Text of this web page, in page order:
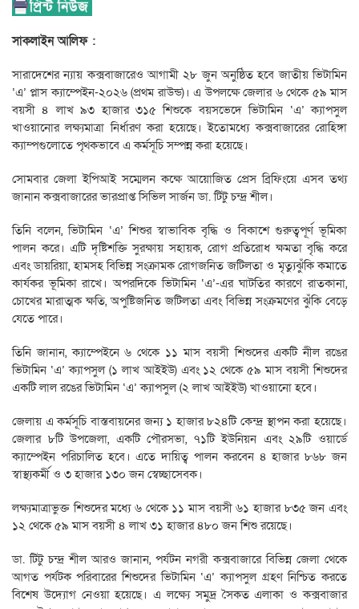
সাকলাইন আলিফ :
সারাদেশের ন্যায় কক্সবাজারেও আগামী ২৮ জুন অনুষ্ঠিত হবে জাতীয় ভিটামিন
‘এ’ প্লাস ক্যাম্পেইন-২০২৬ (প্রথম রাউন্ড)। এ উপলক্ষে জেলার ৬ থেকে ৫৯ মাস
বয়সী ৪ লাখ ৯৩ হাজার ৩১৫ শিশুকে বয়সভেদে ভিটামিন ‘এ’ ক্যাপসুল
খাওয়ানোর লক্ষ্যমাত্রা নির্ধারণ করা হয়েছে। ইতোমধ্যে কক্সবাজারের রোহিঙ্গা
ক্যাম্পগুলোতে পৃথকভাবে এ কর্মসূচি সম্পন্ন করা হয়েছে।
সোমবার জেলা ইপিআই সম্মেলন কক্ষে আয়োজিত প্রেস ব্রিফিংয়ে এসব তথ্য
জানান কক্সবাজারের ভারপ্রাপ্ত সিভিল সার্জন ডা. টিটু চন্দ্র শীল।
তিনি বলেন, ভিটামিন ‘এ’ শিশুর স্বাভাবিক বৃদ্ধি ও বিকাশে গুরুত্বপূর্ণ ভূমিকা
পালন করে। এটি দৃষ্টিশক্তি সুরক্ষায় সহায়ক, রোগ প্রতিরোধ ক্ষমতা বৃদ্ধি করে
এবং ডায়রিয়া, হামসহ বিভিন্ন সংক্রামক রোগজনিত জটিলতা ও মৃত্যুঝুঁকি কমাতে
কার্যকর ভূমিকা রাখে। অপরদিকে ভিটামিন ‘এ’-এর ঘাটতির কারণে রাতকানা,
চোখের মারাত্মক ক্ষতি, অপুষ্টিজনিত জটিলতা এবং বিভিন্ন সংক্রমণের ঝুঁকি বেড়ে
যেতে পারে।
তিনি জানান, ক্যাম্পেইনে ৬ থেকে ১১ মাস বয়সী শিশুদের একটি নীল রঙের
ভিটামিন ‘এ’ ক্যাপসুল (১ লাখ আইইউ) এবং ১২ থেকে ৫৯ মাস বয়সী শিশুদের
একটি লাল রঙের ভিটামিন ‘এ’ ক্যাপসুল (২ লাখ আইইউ) খাওয়ানো হবে।
জেলায় এ কর্মসূচি বাস্তবায়নের জন্য ১ হাজার ৮২৪টি কেন্দ্র স্থাপন করা হয়েছে।
জেলার ৮টি উপজেলা, একটি পৌরসভা, ৭১টি ইউনিয়ন এবং ২৯টি ওয়ার্ডে
ক্যাম্পেইন পরিচালিত হবে। এতে দায়িত্ব পালন করবেন ৪ হাজার ৮৬৮ জন
স্বাস্থ্যকর্মী ও ৩ হাজার ১৩০ জন স্বেচ্ছাসেবক।
লক্ষ্যমাত্রাভুক্ত শিশুদের মধ্যে ৬ থেকে ১১ মাস বয়সী ৬১ হাজার ৮৩৫ জন এবং
১২ থেকে ৫৯ মাস বয়সী ৪ লাখ ৩১ হাজার ৪৮০ জন শিশু রয়েছে।
ডা. টিটু চন্দ্র শীল আরও জানান, পর্যটন নগরী কক্সবাজারে বিভিন্ন জেলা থেকে
আগত পর্যটক পরিবারের শিশুদের ভিটামিন ‘এ’ ক্যাপসুল গ্রহণ নিশ্চিত করতে
বিশেষ উদ্যোগ নেওয়া হয়েছে। এ লক্ষ্যে সমুদ্র সৈকত এলাকা ও কক্সবাজার